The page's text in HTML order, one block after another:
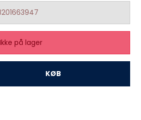
Ikke på lager
KØB